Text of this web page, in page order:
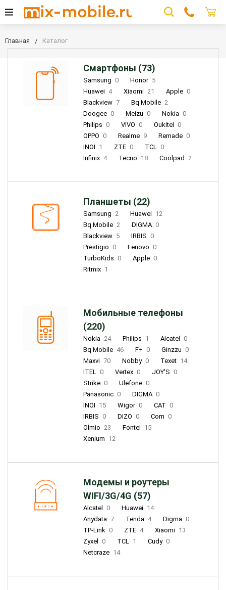
Главная Каталог
Смартфоны (73)
Samsung 0 Honor 5
Huawei 4 Xiaomi 21 Apple 0
Blackview 7 Bq Mobile 2
Doogee 0 Meizu 0 Nokia 0
Philips 0 VIVO 0 Oukitel
0
OPPO 0 Realme 9 Remade 0
INOI 1 ZTE 0 TCL 0
Infinix 4 Tecno 18 Coolpad 2
Планшеты (22)
Samsung 2 Huawei 12
Bq Mobile 2 DIGMA 0
Blackview 5 IRBIS 0
Prestigio 0 Lenovo 0
TurboKids 0 Apple 0
Ritmix 1
Мобильные телефоны
(220)
Nokia 24 Philips 1 Alcatel
0
Bq Mobile 46 F+ 0 Ginzzu 0
Maxvi 70 Nobby 0 Texet 14
ITEL 0 Vertex 0 JOY'S 0
Strike 0 Ulefone 0
Panasonic 0 DIGMA 0
INOI 15 Wigor 0 CAT 0
IRBIS 0 DIZO 0 Corn 0
Olmio 23 Fontel
15
Xenium 12
Модемы и роутеры
WIFI/3G/4G (57)
Alcatel 0 Huawei 14
Anydata 7 Tenda 4 Digma 0
TP-Link 0 ZTE 4 Xiaomi 13
Zyxel
0 TCL 1 Cudy 0
Netcraze 14